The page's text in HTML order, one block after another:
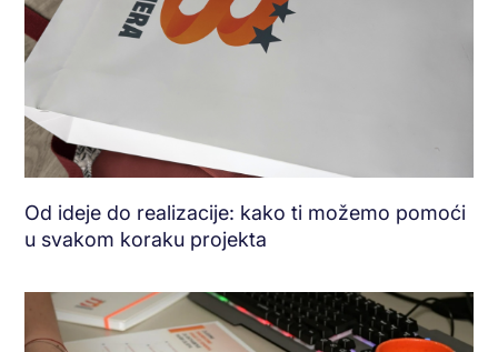
Od ideje do realizacije: kako ti možemo pomoći
u svakom koraku projekta